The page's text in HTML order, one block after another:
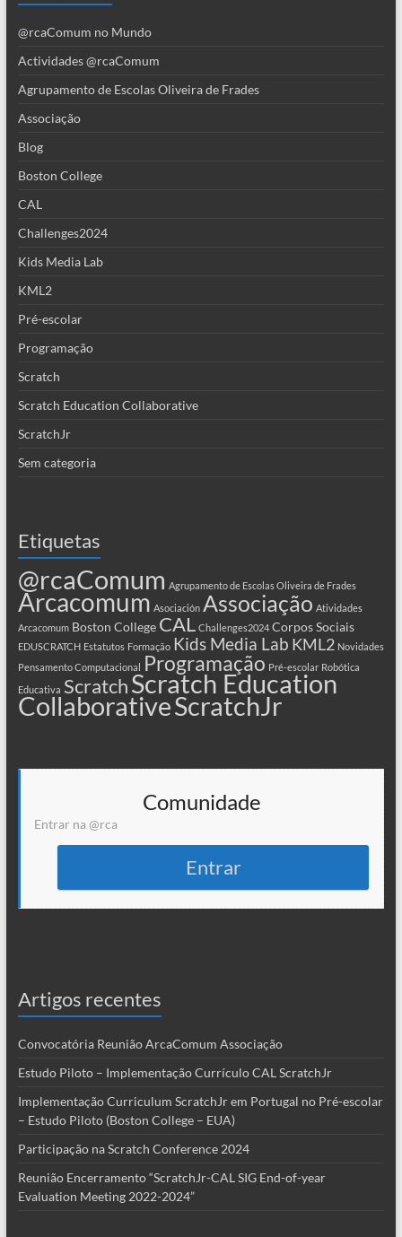
@rcaComum no Mundo
Actividades @rcaComum
Agrupamento de Escolas Oliveira de Frades
Associação
Blog
Boston College
CAL
Challenges2024
Kids Media Lab
KML2
Pré-escolar
Programação
Scratch
Scratch Education Collaborative
ScratchJr
Sem categoria
Etiquetas
@rcaComum Agrupamento de Escolas Oliveira de Frades
Arcacomum Asociación Associação Atividades
Arcacomum Boston College CAL Challenges2024 Corpos Sociais
EDUSCRATCH Estatutos Formação Kids Media Lab KML2 Novidades
Pensamento Computacional Programação Pré-escolar Robótica
Educativa ScratchScratch Education
CollaborativeScratchJr
Comunidade
Entrar na @rca
Entrar
Artigos recentes
Convocatória Reunião ArcaComum Associação
Estudo Piloto – Implementação Currículo CAL ScratchJr
Implementação Curriculum ScratchJr em Portugal no Pré-escolar
– Estudo Piloto (Boston College – EUA)
Participação na Scratch Conference 2024
Reunião Encerramento “ScratchJr-CAL SIG End-of-year
Evaluation Meeting 2022-2024”